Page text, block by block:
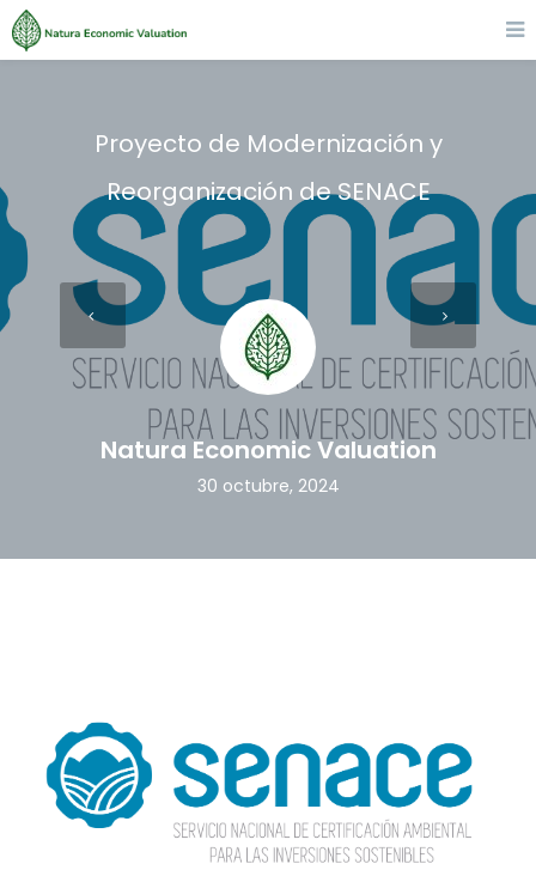
Proyecto de Modernización y
Reorganización de SENACE
Natura Economic Valuation
30 octubre, 2024